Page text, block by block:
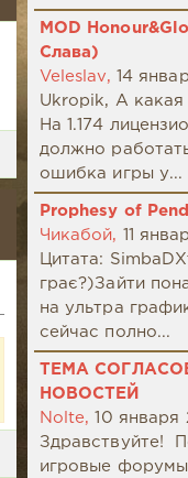
MOD
Слава)
Veleslav,
14
Ukropik, А какая
На 1.174
должно
ошибка игры у...
Prophesy of
Чикабой,
11
Цитата:
грає?)Зайти
на ультра
сейчас полно...
ТЕМА
НОВОСТЕЙ
Nolte,
10
Здравствуйте!
игровые